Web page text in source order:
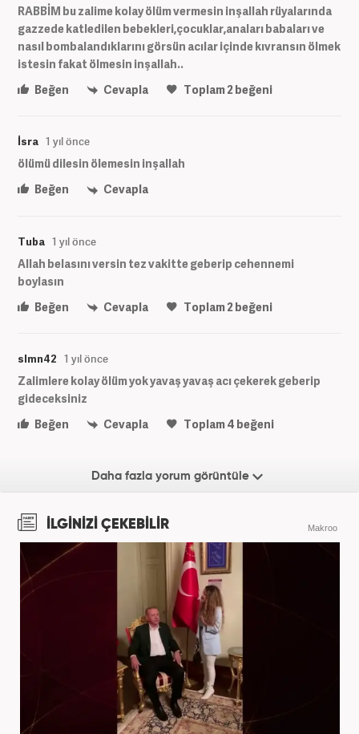
RABBİM bu zalime kolay ölüm vermesin inşallah rüyalarında
gazzede katledilen bebekleri,çocuklar,anaları babaları ve
nasıl bombalandıklarını görsün acılar içinde kıvransın ölmek
istesin fakat ölmesin inşallah..
Beğen
Cevapla Toplam2beğeni
İsra 1 yıl önce
ölümü dilesin ölemesin inşallah
Beğen
Cevapla
Tuba 1 yıl önce
Allah belasını versin tez vakitte geberip cehennemi
boylasın
Beğen
Cevapla Toplam2 beğeni
slmn42 1 yıl önce
Zalimlere kolay ölüm yok yavaş yavaş acı çekerek geberip
gideceksiniz
Beğen
Cevapla Toplam4 beğeni
Daha fazla yorum görüntüle
İLGİNİZİ ÇEKEBİLİR Makroo